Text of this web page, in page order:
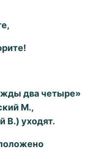
два четыре»
М.,
В.) уходят.